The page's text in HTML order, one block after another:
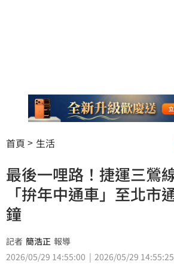
首頁 生活
最後一哩路！捷運三鶯
「拚年中通車」至北市
鐘
記者 簡浩正 報導
2026/05/29 14:55:00
2026/05/29 14:55:25